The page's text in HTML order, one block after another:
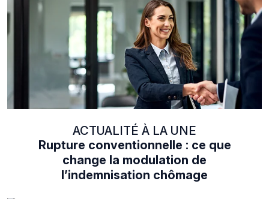
ACTUALITÉ À LA UNE
Rupture conventionnelle : ce que
change la modulation de
l’indemnisation chômage